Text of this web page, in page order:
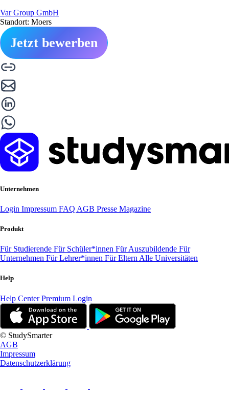
Var Group GmbH
Standort: Moers
Jetzt bewerben
Unternehmen
Login Impressum FAQ AGB Presse Magazine
Produkt
Für Studierende Für Schüler*innen Für Auszubildende Für
Unternehmen Für Lehrer*innen Für Eltern Alle Universitäten
Help
Help CenterPremium Login
© StudySmarter
AGB
Impressum
Datenschutzerklärung